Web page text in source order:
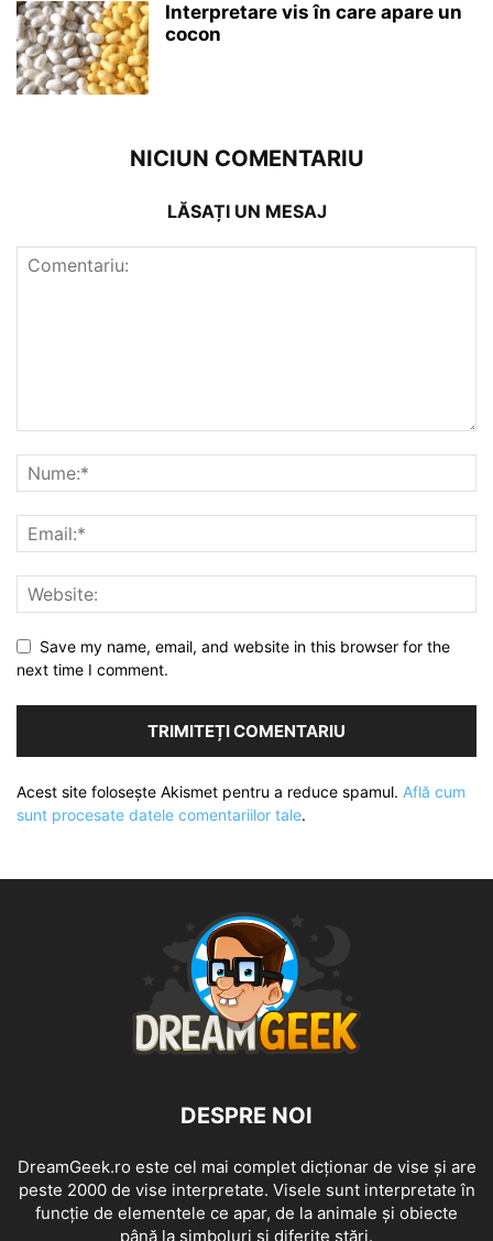
Interpretare vis în care apare un
cocon
NICIUN COMENTARIU
LĂSAȚI UN MESAJ
Save my name, email, and website in this browser for the
next time I comment.
Acest site folosește Akismet pentru a reduce spamul. Află cum
sunt procesate datele comentariilor tale.
DESPRE NOI
DreamGeek.ro este cel mai complet dicționar de vise și are
peste 2000 de vise interpretate. Visele sunt interpretate în
funcție de elementele ce apar, de la animale și obiecte
până la simboluri și diferite stări.